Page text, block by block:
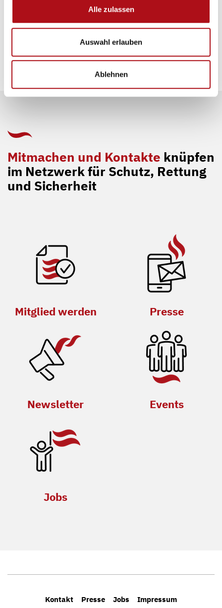
Alle zulassen
Auswahl erlauben
Ablehnen
Mitmachen und Kontakte knüpfen
im Netzwerk für Schutz, Rettung
und Sicherheit
Mitglied werden Presse
Newsletter Events
Jobs
Kontakt Presse Jobs Impressum